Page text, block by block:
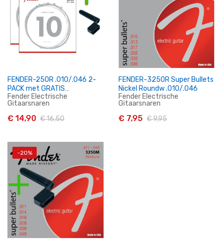
In Winkelwagen
FENDER-250R .010/.046 2-
PACK met GRATIS
snaarwinder!
Fender Electrische
Gitaarsnaren
€ 14,90 € 16,50
FENDER-3250R Super Bullets
Nickel Roundw .010/.046
Fender Electrische
Gitaarsnaren
€ 7,95 € 9,95
-20%